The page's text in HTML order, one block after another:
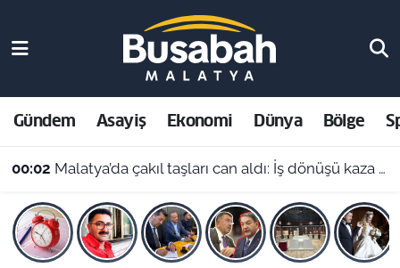
Gündem Asayiş Ekonomi Dünya Bölge
00:02 Malatya’da çakıl taşları can aldı: İş dönüşü kaza yapan motosikletli hayatını kaybetti
Asayiş
Ekonomi
Dünya
Bölge
Malatya Nöbetçi Eczaneler
Malatya Hava Durumu
Malatya Namaz Vakitleri
Malatya Trafik Yoğunluk Haritası
Süper Lig Puan Durumu ve Fikstür